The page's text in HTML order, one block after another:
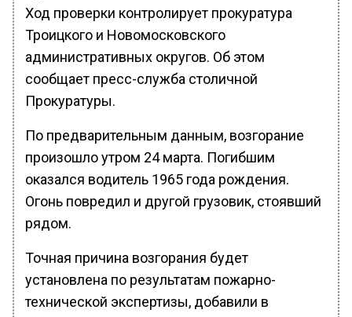
Ход проверки контролирует прокуратура
Троицкого и Новомосковского
административных округов. Об этом
сообщает пресс-служба столичной
Прокуратуры.
По предварительным данным, возгорание
произошло утром 24 марта. Погибшим
оказался водитель 1965 года рождения.
Огонь повредил и другой грузовик, стоявший
рядом.
Точная причина возгорания будет
установлена по результатам пожарно-
технической экспертизы, добавили в